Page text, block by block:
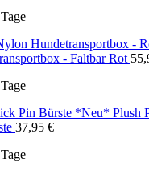
- Faltbar Rot
Plush
37,95 €